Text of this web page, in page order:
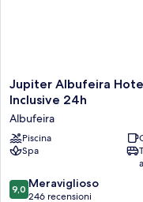
Jupiter
Albufeira
-
Family
&
-
All
Jupiter Albufeira
Inclusive 24h
Albufeira
Piscina
Spa
9.0
su
9,0 Meraviglioso
246 recensioni